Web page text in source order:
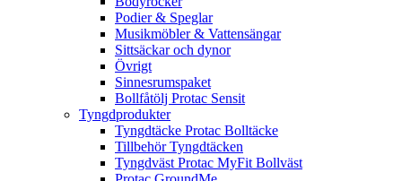
Podier & Speglar
Musikmöbler & Vattensängar
Sittsäckar och dynor
Övrigt
Sinnesrumspaket
Bollfåtölj Protac Sensit
Tyngdprodukter
Tyngdtäcke Protac Bolltäcke
Tillbehör Tyngdtäcken
Tyngdväst Protac MyFit Bollväst